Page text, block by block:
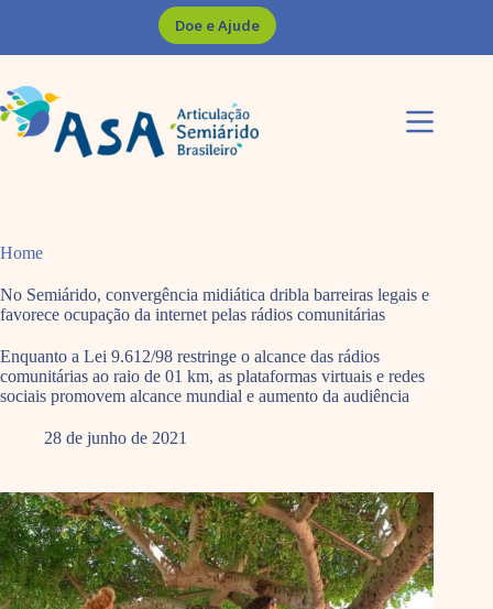
Doe e Ajude
Home
No Semiárido, convergência midiática dribla barreiras legais e
favorece ocupação da internet pelas rádios comunitárias
Enquanto a Lei 9.612/98 restringe o alcance das rádios
comunitárias ao raio de 01 km, as plataformas virtuais e redes
sociais promovem alcance mundial e aumento da audiência
28 de junho de 2021